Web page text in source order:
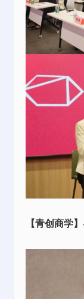
【青创商学